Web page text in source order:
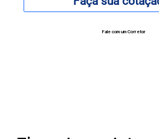
Fale com um Corretor